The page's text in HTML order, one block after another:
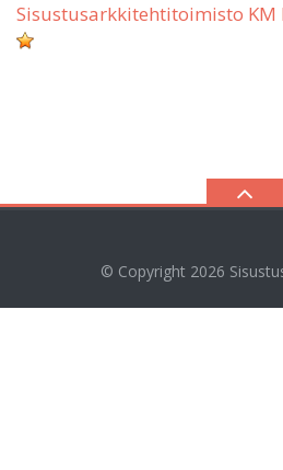
Sisustusarkkitehtitoimisto KM
© Copyright 2026